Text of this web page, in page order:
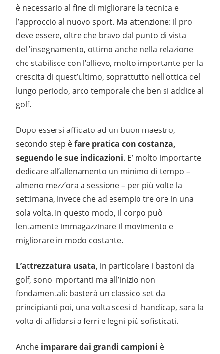
è necessario al fine di migliorare la tecnica e
l’approccio al nuovo sport. Ma attenzione: il pro
deve essere, oltre che bravo dal punto di vista
dell’insegnamento, ottimo anche nella relazione
che stabilisce con l’allievo, molto importante per la
crescita di quest’ultimo, soprattutto nell’ottica del
lungo periodo, arco temporale che ben si addice al
golf.
Dopo essersi affidato ad un buon maestro,
secondo step èfare pratica con costanza,
seguendo le sue indicazioni. E’ molto importante
dedicare all’allenamento un minimo di tempo –
almeno mezz’ora a sessione – per più volte la
settimana, invece che ad esempio tre ore in una
sola volta. In questo modo, il corpo può
lentamente immagazzinare il movimento e
migliorare in modo costante.
L’attrezzatura usata, in particolare i bastoni da
golf, sono importanti ma all’inizio non
fondamentali: basterà un classico set da
principianti poi, una volta scesi di handicap, sarà la
volta di affidarsi a ferri e legni più sofisticati.
Anche imparare dai grandi campioni è